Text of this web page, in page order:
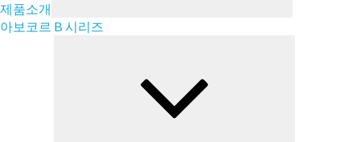
제품소개
아보코르 B 시리즈